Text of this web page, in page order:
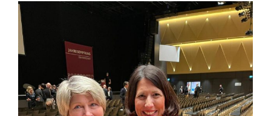
Zeige
grösseres
Bild